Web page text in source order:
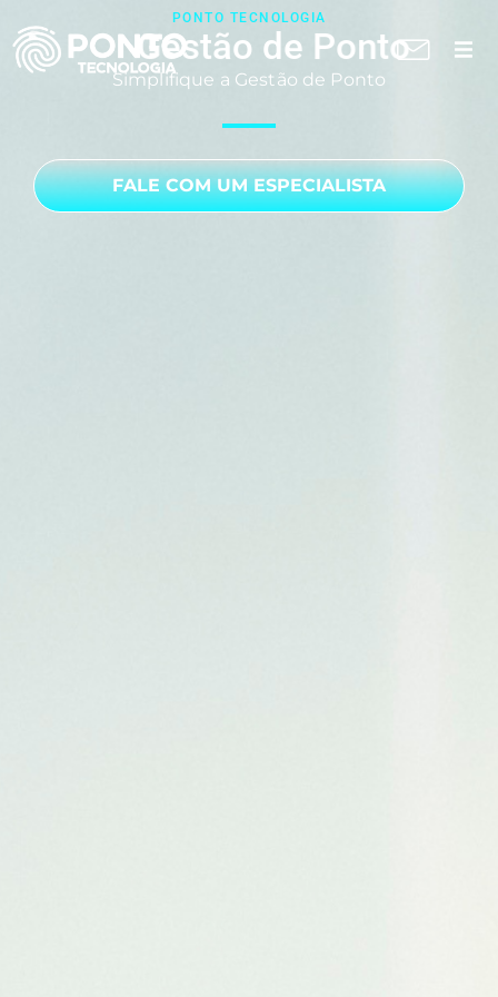
Soluções
Suporte técnico
PONTO TECNOLOGIA
Gestão de Ponto
para Facilities
Simplifique a Gestão de Ponto
FALE COM UM ESPECIALISTA